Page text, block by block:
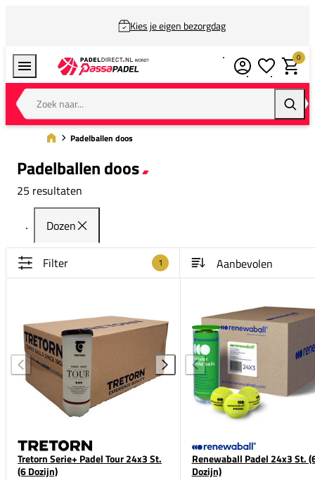
Kies je eigen bezorgdag
Zoek naar...
0
Padelballen doos
Padelballen doos
25 resultaten
Dozen
Filter 1
Tretorn Serie+ Padel Tour 24x3 St.
(6 Dozijn)
Renewaball Padel 24x3 St.
Dozijn)